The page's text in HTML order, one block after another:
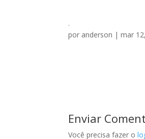
.
por anderson |mar
Enviar
Você precisa fazer o